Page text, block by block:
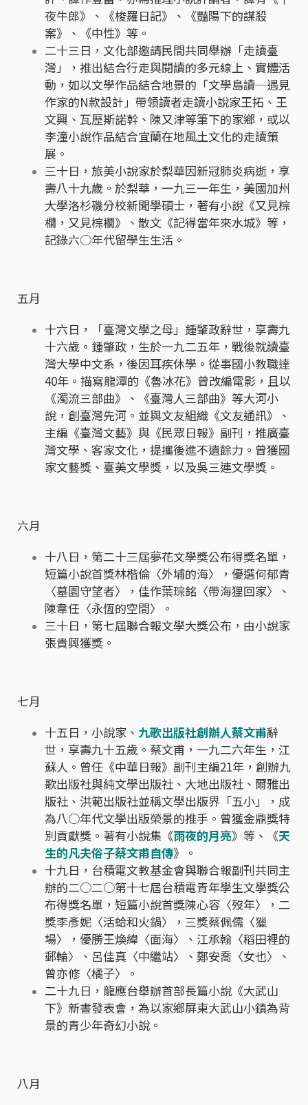
夜牛郎》、《梭羅日記》、《豔陽下的謀殺
案》、《中性》等。
二十三日，文化部邀請民間共同舉辦「走讀臺
灣」，推出結合行走與閱讀的多元線上、實體活
動，如以文學作品結合地景的「文學島讀─遇見
作家的N款設計」帶領讀者走讀小說家王拓、王
文興、瓦歷斯諾幹、陳又津等筆下的家鄉，或以
李潼小說作品結合宜蘭在地風土文化的走讀策
展。
三十日，旅美小說家於梨華因新冠肺炎病逝，享
壽八十九歲。於梨華，一九三一年生，美國加州
大學洛杉磯分校新聞學碩士，著有小說《又見棕
櫚，又見棕櫚》、散文《記得當年來水城》等，
記錄六○年代留學生生活。
五月
十六日，「臺灣文學之母」鍾肇政辭世，享壽九
十六歲。鍾肇政，生於一九二五年，戰後就讀臺
灣大學中文系，後因耳疾休學。從事國小教職達
40年。描寫龍潭的《魯冰花》曾改編電影，且以
《濁流三部曲》、《臺灣人三部曲》等大河小
說，創臺灣先河。並與文友組織《文友通訊》、
主編《臺灣文藝》與《民眾日報》副刊，推廣臺
灣文學、客家文化，提攜後進不遺餘力。曾獲國
家文藝獎、臺美文學獎，以及吳三連文學獎。
六月
十八日，第二十三屆夢花文學獎公布得獎名單，
短篇小說首獎林楷倫〈外埔的海〉，優選何郁青
〈墓園守望者〉，佳作葉琮銘〈帶海狸回家〉、
陳韋任〈永恆的空間〉。
三十日，第七屆聯合報文學大獎公布，由小說家
張貴興獲獎。
七月
十五日，小說家、 九歌出版社創辦人蔡文甫辭
世，享壽九十五歲。蔡文甫，一九二六年生，江
蘇人。曾任《中華日報》副刊主編21年，創辦九
歌出版社與純文學出版社、大地出版社、爾雅出
版社、洪範出版社並稱文學出版界「五小」，成
為八○年代文學出版榮景的推手。曾獲金鼎獎特
別貢獻獎。著有小說集《雨夜的月亮》等、《天
生的凡夫俗子――蔡文甫自傳》。
十九日，台積電文教基金會與聯合報副刊共同主
辦的二○二○第十七屆台積電青年學生文學獎公
布得獎名單，短篇小說首獎陳心容〈歿年〉，二
獎李彥妮〈活蛤和火鍋〉，三獎蔡佩儒〈獵
場〉，優勝王煥緯〈面海〉、江承翰〈稻田裡的
郵輪〉、呂佳真〈中繼站〉、鄭安喬〈女也〉、
曾亦修〈橘子〉。
二十九日，龍應台舉辦首部長篇小說《大武山
下》新書發表會，為以家鄉屏東大武山小鎮為背
景的青少年奇幻小說。
八月